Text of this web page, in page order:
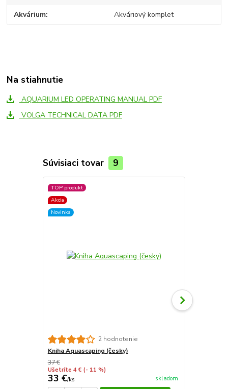
Akvárium Akváriový komplet
Na stiahnutie
AQUARIUM LED OPERATING MANUAL PDF
VOLGA TECHNICAL DATA PDF
Súvisiaci tovar 9
TOP produkt
Akcia
Novinka
2 hodnotenie
Kniha Aquascaping (česky)
37 €
Ušetríte 4 € (- 11 %)
33 €/ks skladom